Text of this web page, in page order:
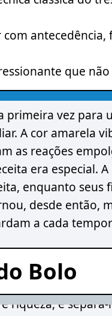
que
primeira vez
A cor amarela
as reações
era especial.
enquanto seus
desde então,
a cada
Bolo
riqueza, e